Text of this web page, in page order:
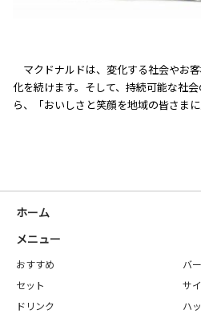
マクドナルドは、変化する社会やお
化を続けます。そして、持続可能な社
ら、「おいしさと笑顔を地域の皆さま
ホーム
メニュー
おすすめ
バ
セット
サ
ドリンク
ハ